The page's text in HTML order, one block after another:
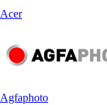
Acer
Agfaphoto